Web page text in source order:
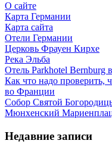
О сайте
Карта Германии
Карта сайта
Отели Германии
Церковь Фрауен Кирхе
Река Эльба
Отель Parkhotel Bernburg
Как что надо проверить,
во Франции
Собор Святой
Мюнхенский
Недавние записи